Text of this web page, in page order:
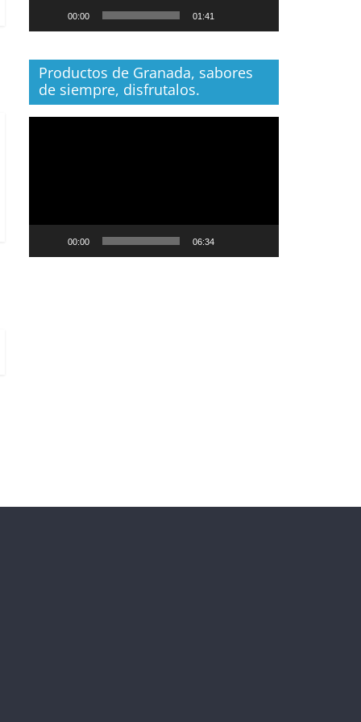
00:00 01:41
Productos de Granada, sabores
de siempre, disfrutalos.
00:00 06:34